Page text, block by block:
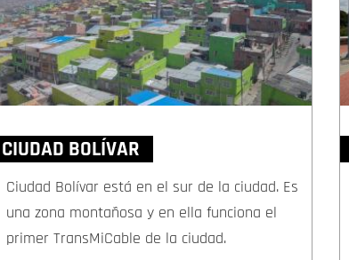
CIUDAD BOLÍVAR
Ciudad Bolívar está en el sur de la ciudad. Es
una zona montañosa y en ella funciona el
primer TransMiCable de la ciudad.